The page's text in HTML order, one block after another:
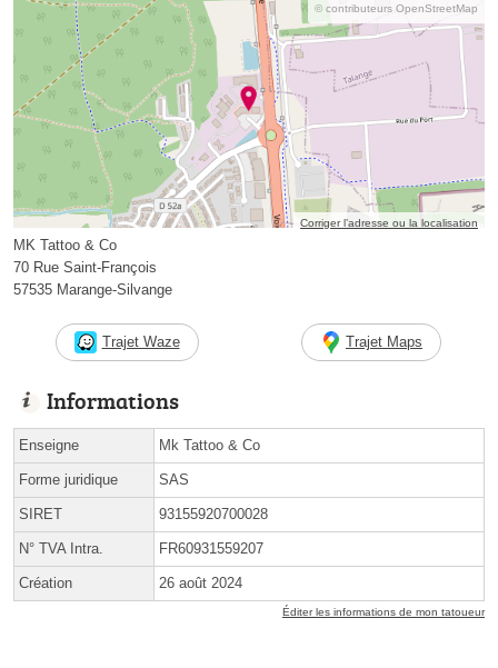
© contributeurs OpenStreetMap
Corriger l’adresse ou la localisation
MK Tattoo & Co
70 Rue Saint-François
57535 Marange-Silvange
Trajet Waze Trajet Maps
Informations
Enseigne Mk Tattoo & Co
Forme juridique SAS
SIRET 93155920700028
N° TVA Intra. FR60931559207
Création 26 août 2024
Éditer les informations de mon tatoueur